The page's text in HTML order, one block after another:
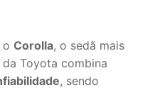
o Corolla, o sedã mais
Toyota combina
, sendo